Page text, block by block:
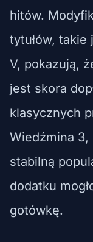
hitów.
tytułów, takie
V, pokazują,
jest skora
klasycznych
Wiedźmina
stabilną
dodatku
gotówkę.